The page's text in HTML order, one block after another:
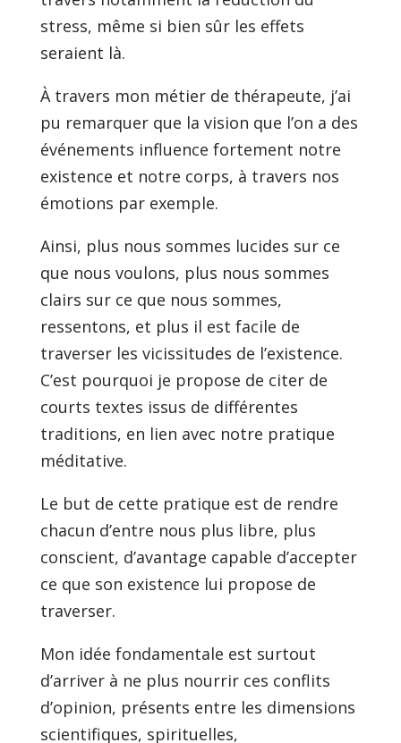
stress, même si bien sûr les effets
seraient là.
À travers mon métier de thérapeute, j’ai
pu remarquer que la vision que l’on a des
événements influence fortement notre
existence et notre corps, à travers nos
émotions par exemple.
Ainsi, plus nous sommes lucides sur ce
que nous voulons, plus nous sommes
clairs sur ce que nous sommes,
ressentons, et plus il est facile de
traverser les vicissitudes de l’existence.
C’est pourquoi je propose de citer de
courts textes issus de différentes
traditions, en lien avec notre pratique
méditative.
Le but de cette pratique est de rendre
chacun d’entre nous plus libre, plus
conscient, d’avantage capable d’accepter
ce que son existence lui propose de
traverser.
Mon idée fondamentale est surtout
d’arriver à ne plus nourrir ces conflits
d’opinion, présents entre les dimensions
scientifiques, spirituelles,